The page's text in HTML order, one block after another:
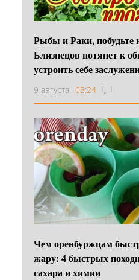
Рыбы и Раки, побудьте
Близнецов потянет к
устроить себе
9 августа 05:24
Чем оренбуржцам
жару: 4 быстрых
сахара и химии